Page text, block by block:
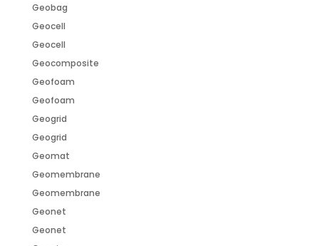
Geobag
Geocell
Geocell
Geocomposite
Geofoam
Geofoam
Geogrid
Geogrid
Geomat
Geomembrane
Geomembrane
Geonet
Geonet